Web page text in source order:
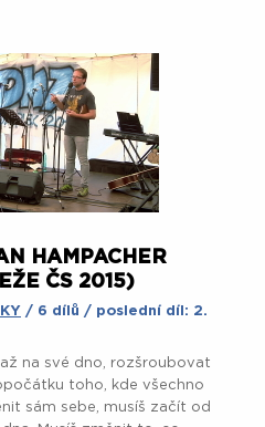
HAMPACHER
ČS 2015)
/ 6 dílů / poslední díl: 2.
na své dno, rozšroubovat
toho, kde všechno
sám sebe, musíš začít od